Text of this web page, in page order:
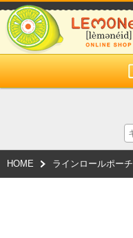
HOME ラインロールポーチ